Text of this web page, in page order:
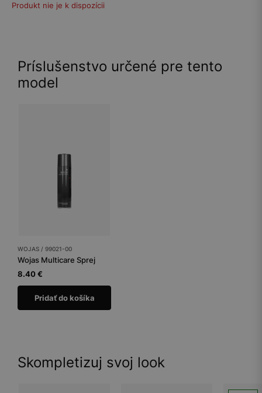
Produkt nie je k dispozícii
Príslušenstvo určené pre tento
model
WOJAS / 99021-00
Wojas Multicare Sprej
8.40 €
Pridať do košíka
Skompletizuj svoj look